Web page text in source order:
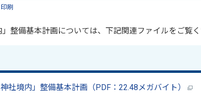
刷
整備基本計画については、下記関連ファイルをご覧く
社境内」整備基本計画（PDF：22.48メガバイト）